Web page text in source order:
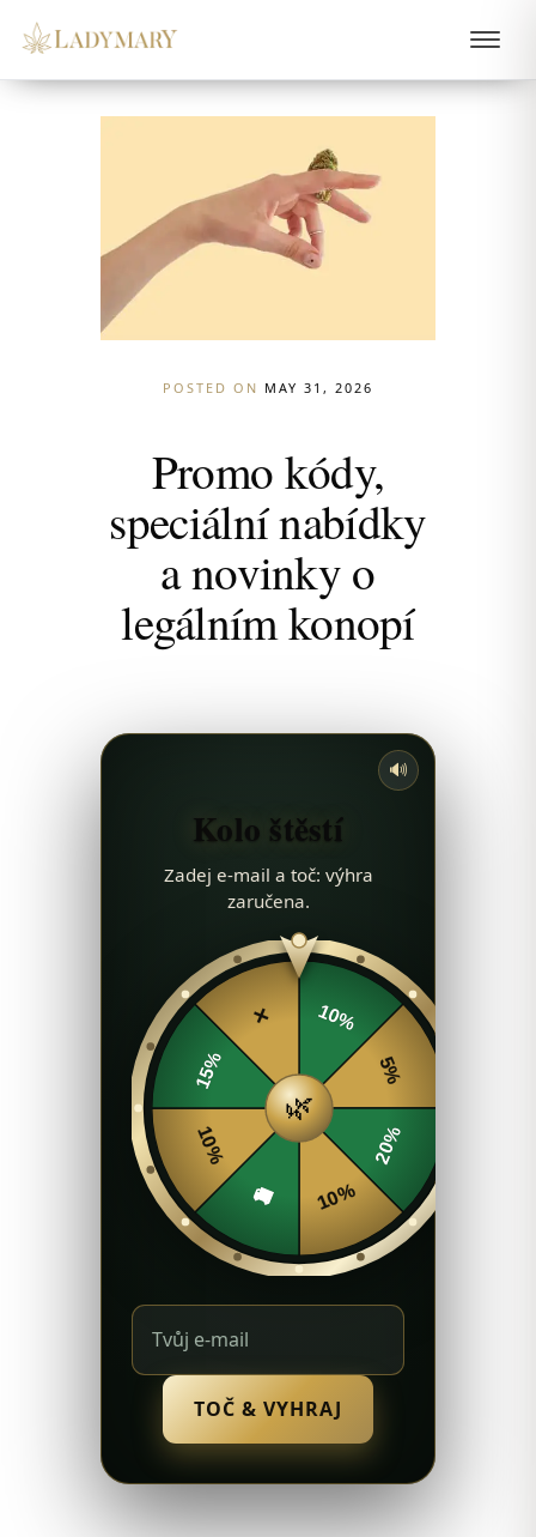
POSTED ON MAY 31, 2026
Promo kódy,
speciální nabídky
a novinky o
legálním konopí
🔊
Kolo štěstí
Zadej e-mail a toč: výhra
zaručena.
10%
5%
20%
10%
🚚
10%
15%
✕
🌿
TOČ & VYHRAJ